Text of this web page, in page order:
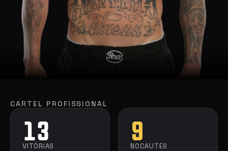
CARTEL PROFISSIONAL
13
VITÓRIAS
9
NOCAUTES